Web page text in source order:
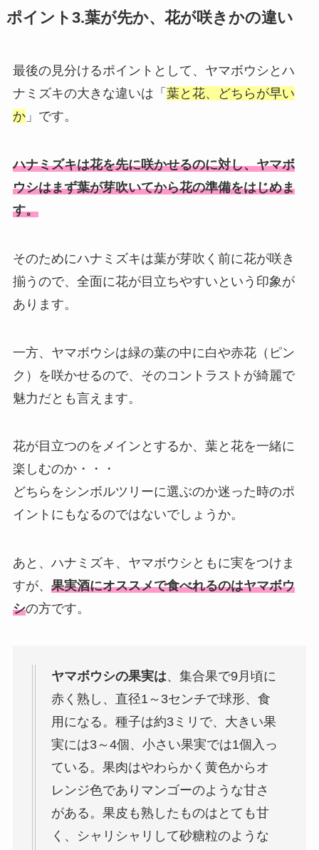
ポイント3.葉が先か、花が咲きかの違い
最後の見分けるポイントとして、ヤマボウシとハ
ナミズキの大きな違いは「 葉と花、どちらが早い
か」です。
ハナミズキは花を先に咲かせるのに対し、ヤマボ
ウシはまず葉が芽吹いてから花の準備をはじめま
す。
そのためにハナミズキは葉が芽吹く前に花が咲き
揃うので、全面に花が目立ちやすいという印象が
あります。
一方、ヤマボウシは緑の葉の中に白や赤花（ピン
ク）を咲かせるので、そのコントラストが綺麗で
魅力だとも言えます。
花が目立つのをメインとするか、葉と花を一緒に
楽しむのか・・・
どちらをシンボルツリーに選ぶのか迷った時のポ
イントにもなるのではないでしょうか。
あと、ハナミズキ、ヤマボウシともに実をつけま
すが、 果実酒にオススメで食べれるのはヤマボウ
シの方です。
ヤマボウシの果実は、集合果で9月頃に
赤く熟し、直径1～3センチで球形、食
用になる。種子は約3ミリで、大きい果
実には3～4個、小さい果実では1個入っ
ている。果肉はやわらかく黄色からオ
レンジ色でありマンゴーのような甘さ
がある。果皮も熟したものはとても甘
く、シャリシャリして砂糖粒のような